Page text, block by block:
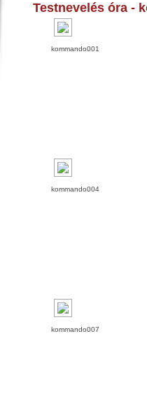
Testnevelés óra -
kommando001
kommando004
kommando007